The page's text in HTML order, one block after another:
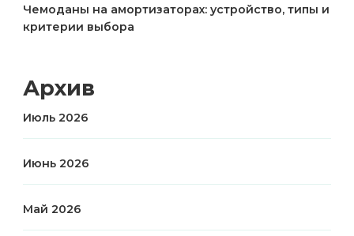
Чемоданы на амортизаторах: устройство, типы и
критерии выбора
Архив
Июль 2026
Июнь 2026
Май 2026